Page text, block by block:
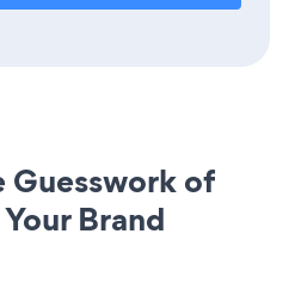
Guesswork of
Brand